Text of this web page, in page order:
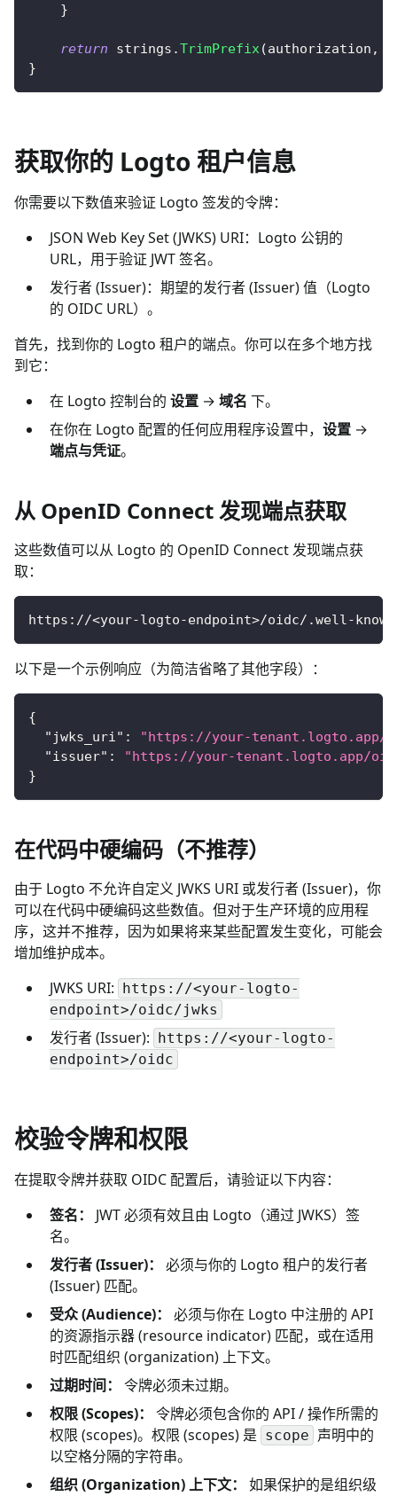
}
return strings .TrimPrefix (authorization ,
}
获取你的 Logto 租户信息
你需要以下数值来验证 Logto 签发的令牌：
JSON Web Key Set (JWKS) URI：Logto 公钥的
URL，用于验证 JWT 签名。
发行者 (Issuer)：期望的发行者 (Issuer) 值（Logto
的 OIDC URL）。
首先，找到你的 Logto 租户的端点。你可以在多个地方找
到它：
在 Logto 控制台的 设置 → 域名 下。
在你在 Logto 配置的任何应用程序设置中， 设置 →
端点与凭证。
从 OpenID Connect 发现端点获取
这些数值可以从 Logto 的 OpenID Connect 发现端点获
取：
https://<your-logto-endpoint>/oidc/.well-
以下是一个示例响应（为简洁省略了其他字段）：
{
"jwks_uri" :
"https://your-tenant.logto.app/
"issuer" :
"https://your-tenant.logto.app/
}
在代码中硬编码（不推荐）
由于 Logto 不允许自定义 JWKS URI 或发行者 (Issuer)，你
可以在代码中硬编码这些数值。但对于生产环境的应用程
序，这并不推荐，因为如果将来某些配置发生变化，可能会
增加维护成本。
JWKS URI:
https://<your-logto-
endpoint>/oidc/jwks
发行者 (Issuer):
https://<your-logto-
endpoint>/oidc
校验令牌和权限
在提取令牌并获取 OIDC 配置后，请验证以下内容：
签名：
JWT 必须有效且由 Logto（通过 JWKS）签
名。
发行者 (Issuer)：
必须与你的 Logto 租户的发行者
(Issuer) 匹配。
受众 (Audience)：
必须与你在 Logto 中注册的 API
的资源指示器 (resource indicator) 匹配，或在适用
时匹配组织 (organization) 上下文。
过期时间：
令牌必须未过期。
权限 (Scopes)：
令牌必须包含你的 API / 操作所需的
权限 (scopes)。权限 (scopes) 是 scope 声明中的
以空格分隔的字符串。
组织 (Organization) 上下文：
如果保护的是组织级